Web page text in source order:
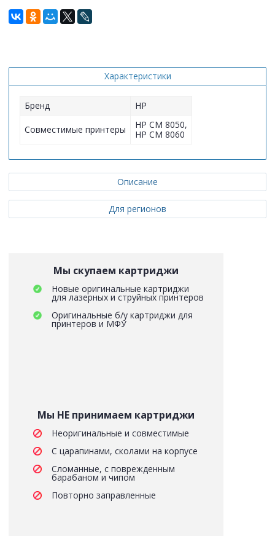
Характеристики
Бренд HP
Совместимые принтеры
HP CM 8050,
HP CM 8060
Описание
Для регионов
Мы скупаем картриджи
Новые оригинальные картриджи
для лазерных и струйных принтеров
Оригинальные б/у картриджи для
принтеров и МФУ
Мы НЕ принимаем картриджи
Неоригинальные и совместимые
С царапинами, сколами на корпусе
Сломанные, с поврежденным
барабаном и чипом
Повторно заправленные